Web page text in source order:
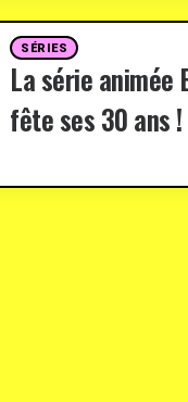
SÉRIES
La série animée
fête ses 30 ans !